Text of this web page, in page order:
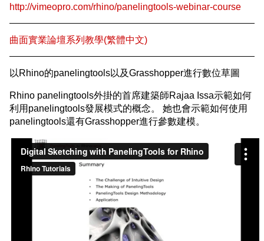
http://vimeopro.com/rhino/panelingtools-webinar-course
曲面實業論壇系列教學(繁體中文)
以Rhino的panelingtools以及Grasshopper進行數位草圖
Rhino panelingtools外掛的首席建築師Rajaa Issa示範如何
利用panelingtools發展模式的概念。 她也會示範如何使用
panelingtools還有Grasshopper進行參數建模。